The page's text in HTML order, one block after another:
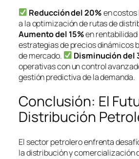
Reducción del 20%en
a la optimización de rutas de
Aumento del 15%en
estrategias de precios dinámicos
de mercado.
Disminución del
operativas con un control
gestión predictiva de la demanda.
Conclusión: El
Distribución
El sector petrolero enfrenta
la distribución y comercialización